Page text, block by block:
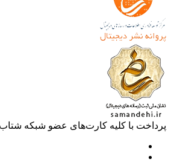
با کلیه کارت‌های عضو شبکه شتاب